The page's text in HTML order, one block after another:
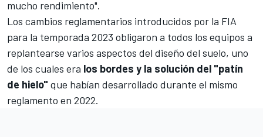
mucho rendimiento".
Los cambios reglamentarios introducidos por la FIA
para la temporada 2023 obligaron a todos los equipos a
replantearse varios aspectos del diseño del suelo, uno
de los cuales era los bordes y la solución del "patín
de hielo" que habían desarrollado durante el mismo
reglamento en 2022.